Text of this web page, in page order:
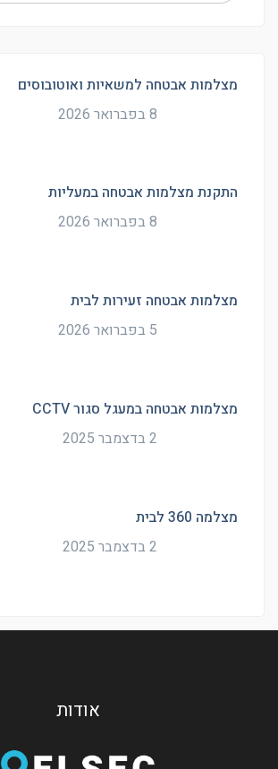
מצלמות אבטחה למשאיות ואוטובוסים
8 בפברואר 2026
התקנת מצלמות אבטחה במעליות
8 בפברואר 2026
מצלמות אבטחה זעירות לבית
5 בפברואר 2026
מצלמות אבטחה במעגל סגור CCTV
2 בדצמבר 2025
מצלמה 360 לבית
2 בדצמבר 2025
אודות